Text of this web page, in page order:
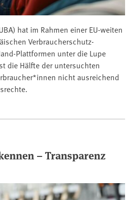
hat im Rahmen einer EU-weiten
Verbraucherschutz-
Plattformen unter die Lupe
die Hälfte der untersuchten
nicht ausreichend
– Transparenz